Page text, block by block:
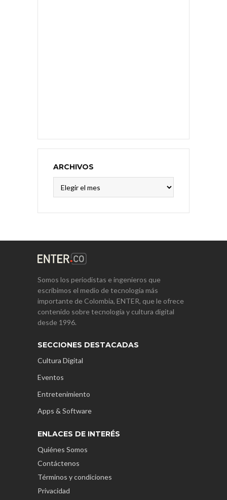
ARCHIVOS
Somos los periodistas e ingenieros que
escribimos el medio de tecnología más
importante de Colombia, ENTER, que le ofrece
contenido sobre tecnología y cultura digital
desde 1996.
SECCIONES DESTACADAS
Cultura Digital
Eventos
Entretenimiento
Apps & Software
ENLACES DE INTERÉS
Quiénes Somos
Contáctenos
Términos y condiciones
Privacidad